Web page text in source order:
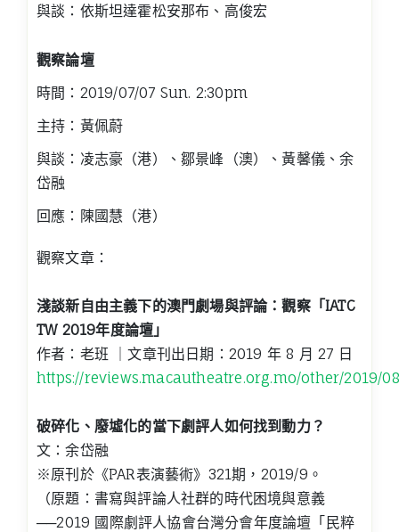
與談：依斯坦達霍松安那布、高俊宏
觀察論壇
時間：2019/07/07 Sun. 2:30pm
主持：黃佩蔚
與談：凌志豪（港）、鄒景峰（澳）、黃馨儀、余
岱融
回應：陳國慧（港）
觀察文章：
淺談新自由主義下的澳門劇場與評論：觀察「IATC
TW 2019年度論壇」
作者：老班 ｜文章刊出日期：2019 年 8 月 27 日
https://reviews.macautheatre.org.mo/other/2019/
破碎化、廢墟化的當下劇評人如何找到動力？
文：余岱融
※原刊於《PAR表演藝術》321期，2019/9。
（原題：書寫與評論人社群的時代困境與意義
──2019 國際劇評人協會台灣分會年度論壇「民粹